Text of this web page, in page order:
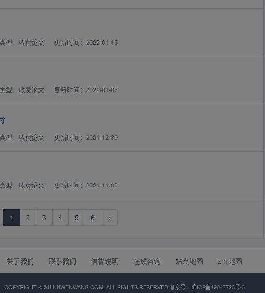
型：收费论文 更新时间：2022-01-15
型：收费论文 更新时间：2022-01-07
型：收费论文 更新时间：2021-12-30
型：收费论文 更新时间：2021-11-05
1 2 3 4 5 6 »
关于我们 联系我们 信誉说明 在线咨询 站点地图 xml地图
COPYRIGHT © 51LUNWENWANG.COM, ALL RIGHTS RESERVED 备案号： 沪ICP备19047723号-3